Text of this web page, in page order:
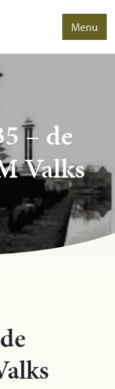
Menu
– de
Valks